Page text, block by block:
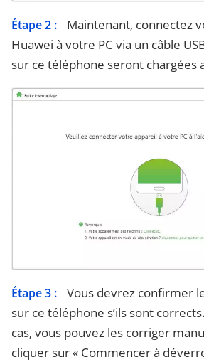
Étape 2 :
Maintenant, connectez
Huawei à votre PC via un câble
sur ce téléphone seront
Étape 3 :
Vous devrez confirmer
sur ce téléphone s’ils sont
cas, vous pouvez les corriger
cliquer sur « Commencer à